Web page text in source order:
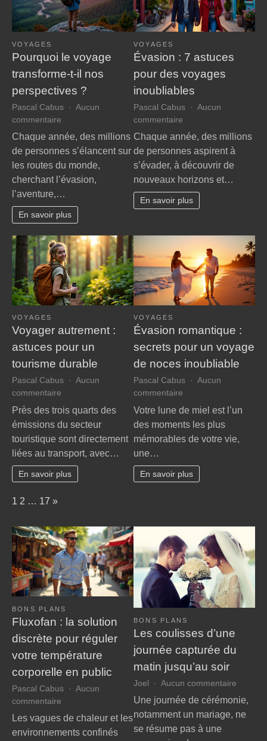
VOYAGES
Pourquoi le voyage
transforme-t-il nos
perspectives ?
Pascal Cabus
Aucun
commentaire
Pourquoi
voyage
transforme-
t-
il
nos
perspectives
Chaque année, des millions
de personnes s’élancent sur
les routes du monde,
cherchant l’évasion,
l’aventure,…
En savoir plus
VOYAGES
Évasion : 7 astuces
pour des voyages
inoubliables
Pascal Cabus
Aucun
commentaire
Évasion
7
astuces
pour
des
voyages
Chaque année, des millions
de personnes aspirent à
s’évader, à découvrir de
nouveaux horizons et…
En savoir plus
VOYAGES
Voyager autrement :
astuces pour un
tourisme durable
Pascal Cabus
Aucun
commentaire
Voyager
autrement
:
astuces
pour
un
tourisme
Près des trois quarts des
émissions du secteur
touristique sont directement
liées au transport, avec…
En savoir plus
VOYAGES
Évasion romantique :
secrets pour un voyage
de noces inoubliable
Pascal Cabus
Aucun
commentaire
Évasion
:
secrets
un
voyage
Votre lune de miel est l’un
des moments les plus
mémorables de votre vie,
une…
En savoir plus
Page:
1 2 … 17 Next
»
BONS PLANS
Fluxofan : la solution
discrète pour réguler
votre température
corporelle en public
Pascal Cabus
Aucun
commentaire
Fluxofan
la
Les vagues de chaleur et les
environnements confinés
BONS PLANS
Les coulisses d’une
journée capturée du
matin jusqu’au soir
Joel Aucun commentaire
Les
d’une
Une journée de cérémonie,
notamment un mariage, ne
se résume pas à une